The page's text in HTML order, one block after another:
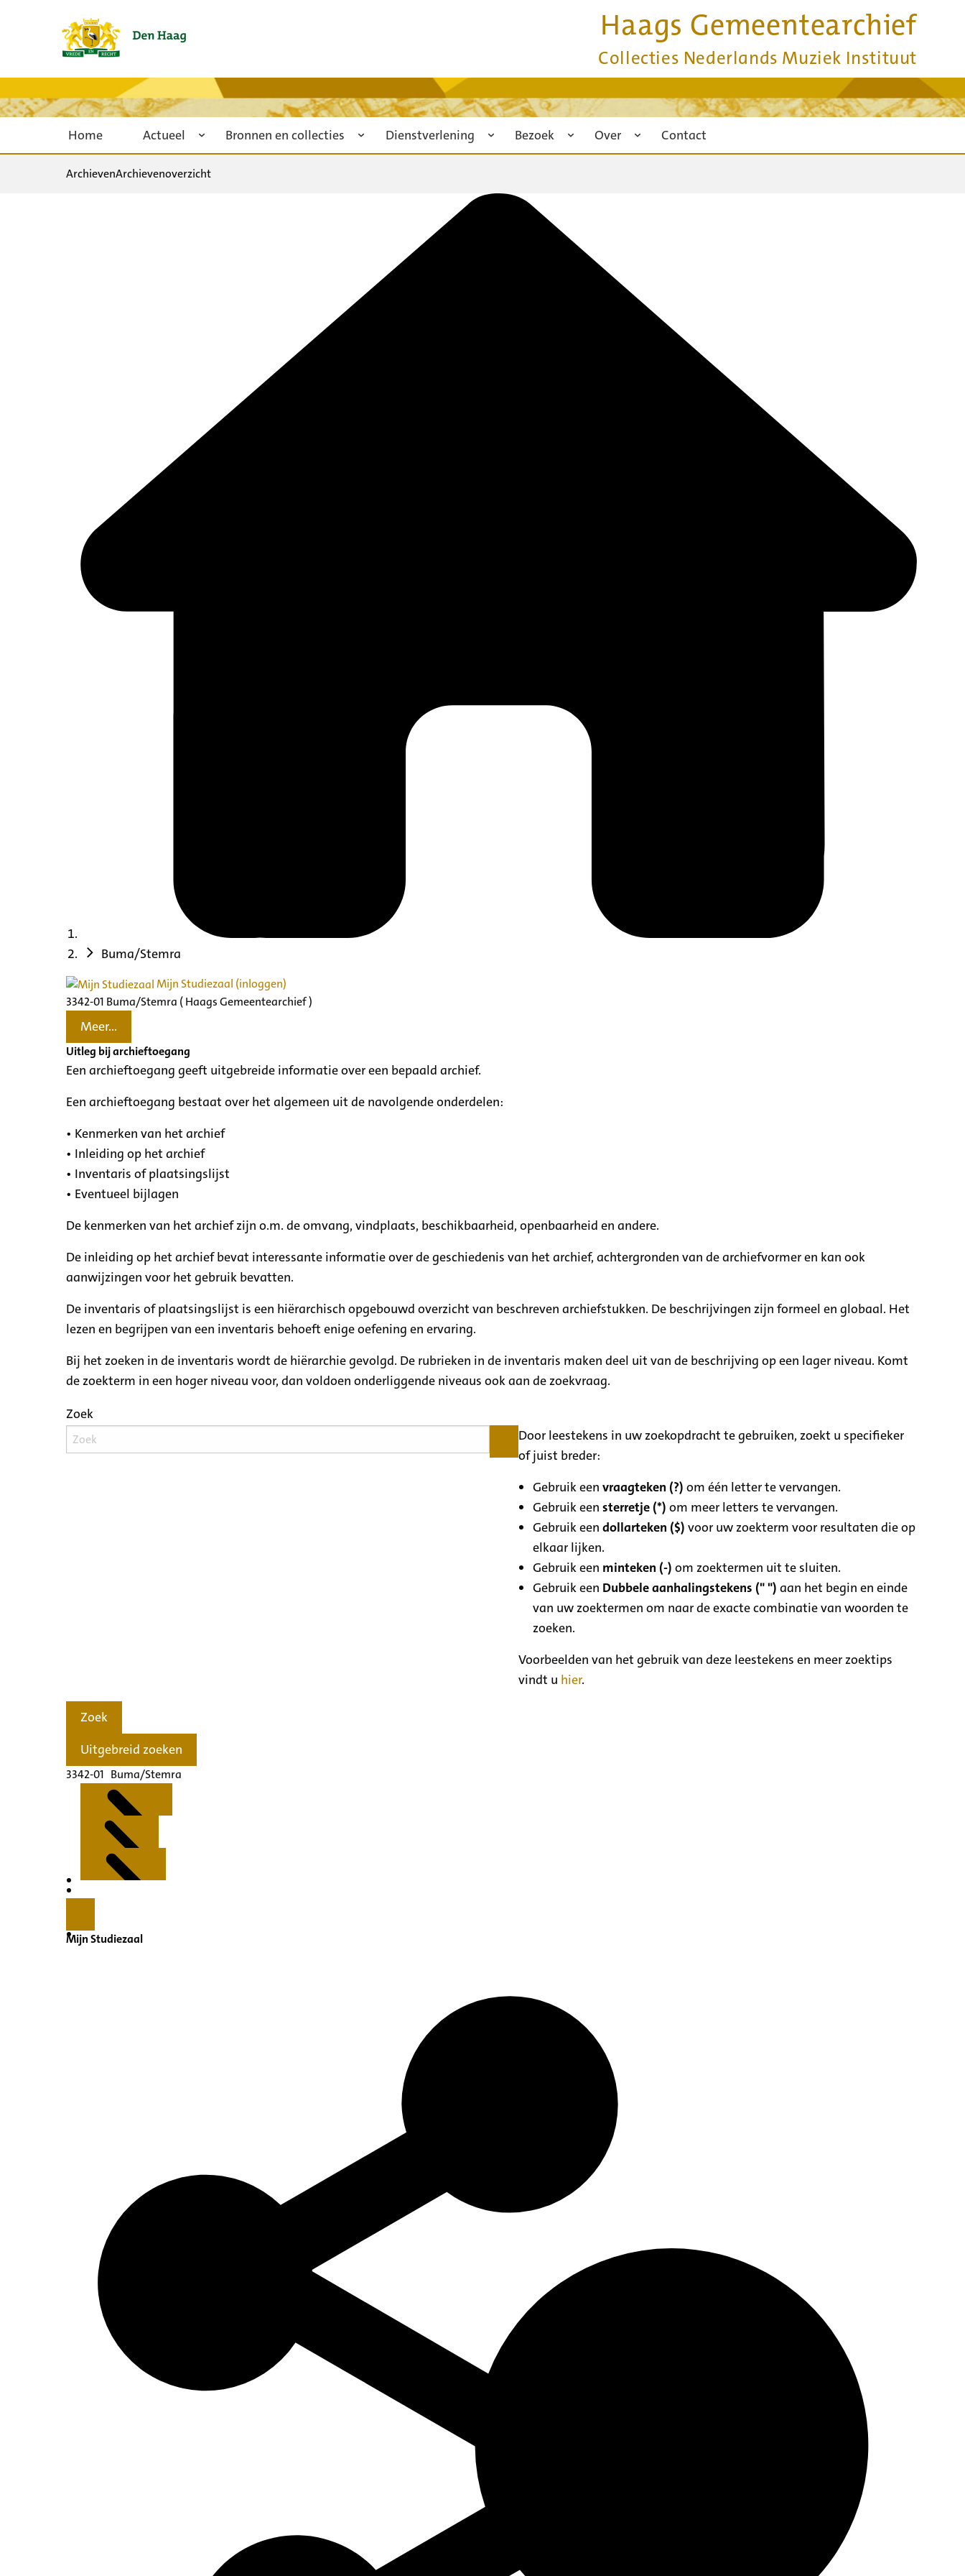
Haags Gemeentearchief
Collecties Nederlands Muziek Instituut
Home Actueel Bronnen en collecties Dienstverlening Bezoek Over Contact
ArchievenArchievenoverzicht
Buma/Stemra
Mijn Studiezaal (inloggen)
3342-01 Buma/Stemra ( Haags Gemeentearchief )
Meer...
Uitleg bij archieftoegang
Een archieftoegang geeft uitgebreide informatie over een bepaald archief.
Een archieftoegang bestaat over het algemeen uit de navolgende onderdelen:
• Kenmerken van het archief
• Inleiding op het archief
• Inventaris of plaatsingslijst
• Eventueel bijlagen
De kenmerken van het archief zijn o.m. de omvang, vindplaats, beschikbaarheid, openbaarheid en andere.
De inleiding op het archief bevat interessante informatie over de geschiedenis van het archief, achtergronden van de archiefvormer en kan ook
aanwijzingen voor het gebruik bevatten.
De inventaris of plaatsingslijst is een hiërarchisch opgebouwd overzicht van beschreven archiefstukken. De beschrijvingen zijn formeel en globaal. Het
lezen en begrijpen van een inventaris behoeft enige oefening en ervaring.
Bij het zoeken in de inventaris wordt de hiërarchie gevolgd. De rubrieken in de inventaris maken deel uit van de beschrijving op een lager niveau. Komt
de zoekterm in een hoger niveau voor, dan voldoen onderliggende niveaus ook aan de zoekvraag.
Zoek
Door leestekens in uw zoekopdracht te gebruiken, zoekt u specifieker
of juist breder:
Gebruik eenvraagteken (?) om één letter te vervangen.
Gebruik eensterretje (*) om meer letters te vervangen.
Gebruik eendollarteken ($) voor uw zoekterm voor resultaten die op
elkaar lijken.
Gebruik een minteken (-) om zoektermen uit te sluiten.
Gebruik een Dubbele aanhalingstekens (" ") aan het begin en einde
van uw zoektermen om naar de exacte combinatie van woorden te
zoeken.
Voorbeelden van het gebruik van deze leestekens en meer zoektips
vindt u hier.
Zoek
Uitgebreid zoeken
3342-01 Buma/Stemra
Inventaris
Mijn Studiezaal